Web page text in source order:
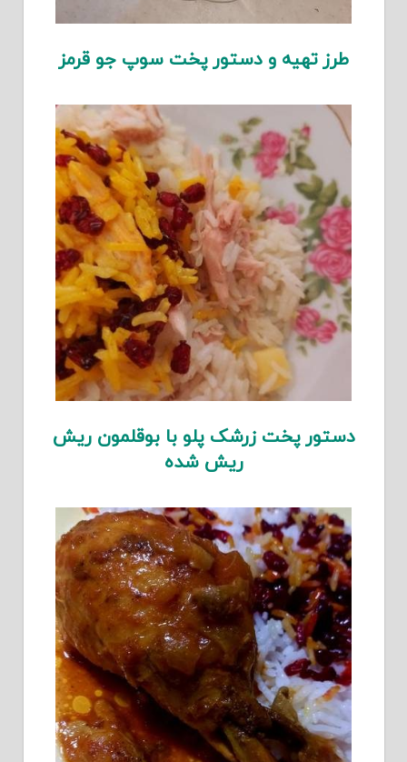
طرز تهیه و دستور پخت سوپ جو قرمز
دستور پخت زرشک پلو با بوقلمون ریش
ریش شده